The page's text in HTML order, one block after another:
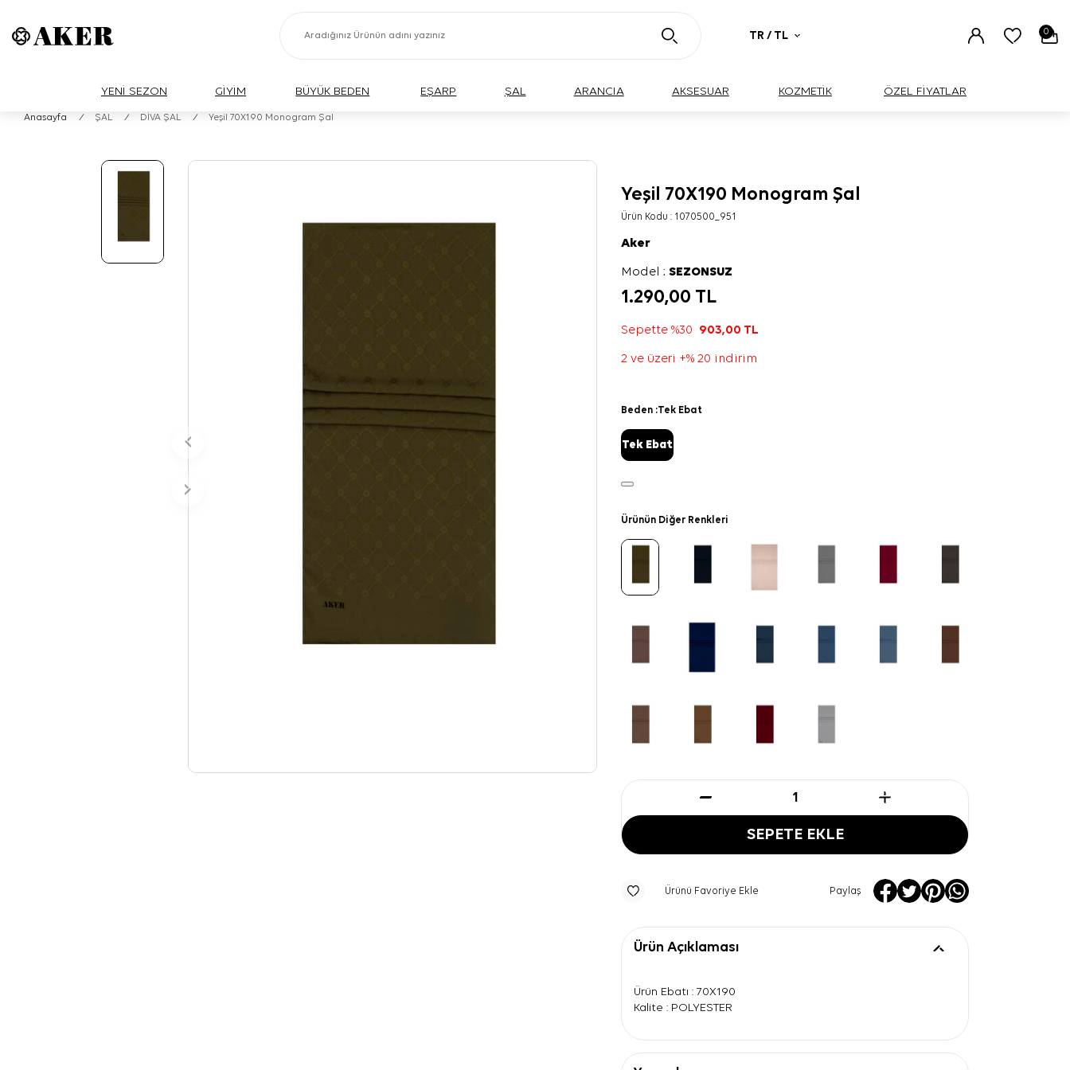
TR / TL 0
YENİ SEZON GİYİM BÜYÜK BEDEN EŞARP ŞAL ARANCIA AKSESUAR KOZMETİK ÖZEL FİYATLAR
Anasayfa / ŞAL / DİVA ŞAL / Yeşil 70X190 Monogram Şal
Yeşil 70X190 Monogram Şal
Ürün Kodu : 1070500_951
Aker
Model :SEZONSUZ
1.290,00 TL
Sepette %30 903,00 TL
2 ve üzeri +% 20 indirim
Beden :Tek Ebat
Tek Ebat
Ürünün Diğer Renkleri
SEPETE EKLE
Ürünü Favoriye Ekle Paylaş
Ürün Açıklaması
Ürün Ebatı : 70X190
Kalite : POLYESTER